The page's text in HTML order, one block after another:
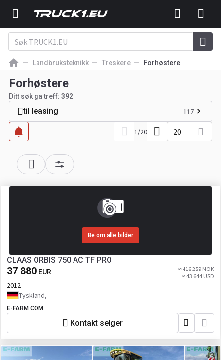
Landbruksteknikk Treskere Forhøstere
Forhøstere
Ditt søk ga treff: 392
til leasing 117
1/20 20
Be om alle bilder
CLAAS ORBIS 750 AC TF PRO
37 880 EUR
≈ 416 259 NOK
≈ 43 644 USD
2012
Tyskland, -
E-FARM COM
Kontakt selger